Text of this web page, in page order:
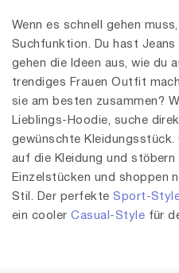
Wenn es schnell gehen
Suchfunktion. Du hast
gehen die Ideen aus, wie du
trendiges Frauen Outfit
sie am besten zusammen?
Lieblings-Hoodie, suche
gewünschte Kleidungsstück.
auf die Kleidung und
Einzelstücken und shoppen
Stil. Der perfekteSport-
ein coolerCasual-Style für